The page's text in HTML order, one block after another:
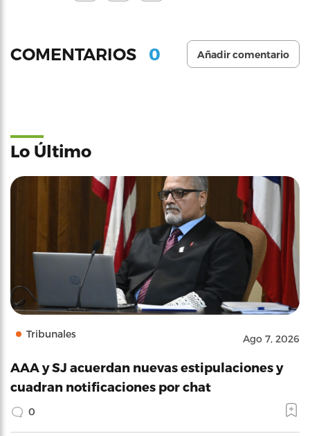
COMENTARIOS 0 Añadir comentario
Lo Último
Tribunales Ago 7, 2026
AAA y SJ acuerdan nuevas estipulaciones y
cuadran notificaciones por chat
0